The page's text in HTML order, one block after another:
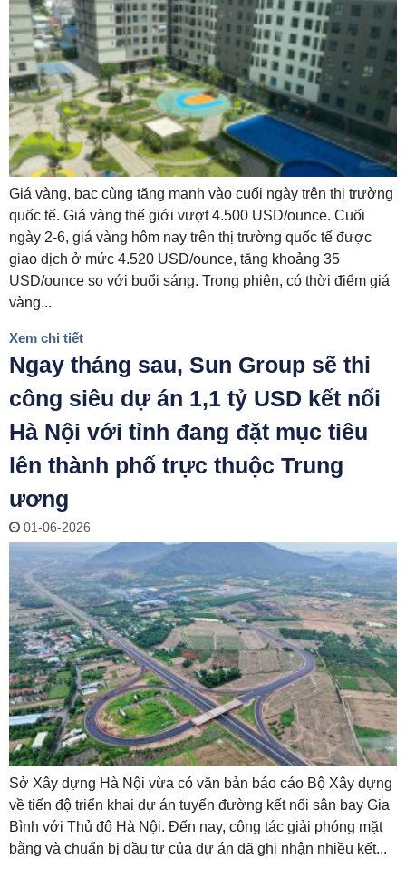
Giá vàng, bạc cùng tăng mạnh vào cuối ngày trên thị trường
quốc tế. Giá vàng thế giới vượt 4.500 USD/ounce. Cuối
ngày 2-6, giá vàng hôm nay trên thị trường quốc tế được
giao dịch ở mức 4.520 USD/ounce, tăng khoảng 35
USD/ounce so với buổi sáng. Trong phiên, có thời điểm giá
vàng...
Xem chi tiết
Ngay tháng sau, Sun Group sẽ thi
công siêu dự án 1,1 tỷ USD kết nối
Hà Nội với tỉnh đang đặt mục tiêu
lên thành phố trực thuộc Trung
ương
01-06-2026
Sở Xây dựng Hà Nội vừa có văn bản báo cáo Bộ Xây dựng
về tiến độ triển khai dự án tuyến đường kết nối sân bay Gia
Bình với Thủ đô Hà Nội. Đến nay, công tác giải phóng mặt
bằng và chuẩn bị đầu tư của dự án đã ghi nhận nhiều kết...